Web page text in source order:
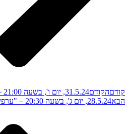
קודםהקודם31.5.24, יום ו', בשעה 21:00 – קמא קמילה, מופע פסנתר
הבא28.5.24, יום ג', בשעה 20:30 – "ערפילי אבלון"